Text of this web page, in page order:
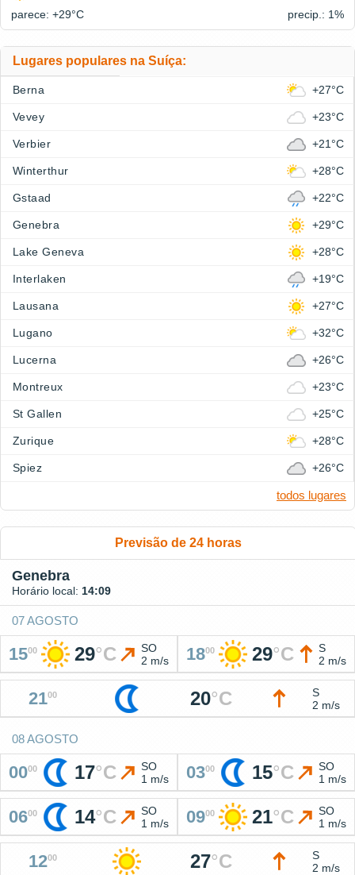
parece: +29°C precip.: 1%
Lugares populares na Suíça:
Berna +27°C
Vevey +23°C
Verbier +21°C
Winterthur +28°C
Gstaad +22°C
Genebra +29°C
Lake Geneva +28°C
Interlaken +19°C
Lausana +27°C
Lugano +32°C
Lucerna +26°C
Montreux +23°C
St Gallen +25°C
Zurique +28°C
Spiez +26°C
todos lugares
Previsão de 24 horas
Genebra
Horário local: 14:09
07 AGOSTO
1500 29°C
SO
2 m/s
1800 29°C
S
2 m/s
2100 20°C
S
2 m/s
08 AGOSTO
0000 17°C
SO
1 m/s
0300 15°C
SO
1 m/s
0600 14°C
SO
1 m/s
0900 21°C
SO
1 m/s
1200 27°C
S
2 m/s